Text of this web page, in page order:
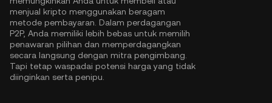
menjual kripto menggunakan beragam
metode pembayaran. Dalam perdagangan
P2P, Anda memiliki lebih bebas untuk memilih
penawaran pilihan dan memperdagangkan
secara langsung dengan mitra pengimbang.
Tapi tetap waspadai potensi harga yang tidak
diinginkan serta penipu.